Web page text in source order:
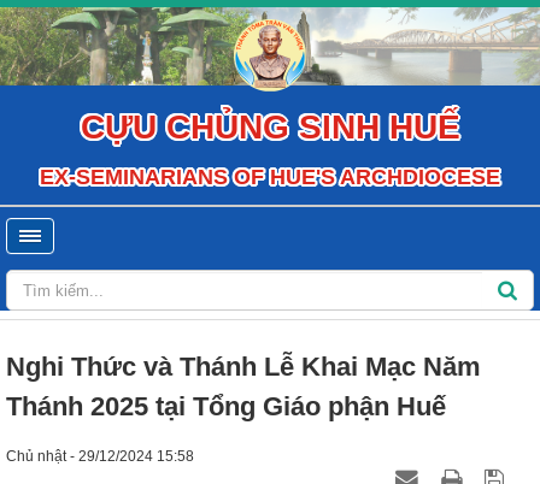
CỰU CHỦNG SINH HUẾ
EX-SEMINARIANS OF HUE'S ARCHDIOCESE
Nghi Thức và Thánh Lễ Khai Mạc Năm
Thánh 2025 tại Tổng Giáo phận Huế
Chủ nhật - 29/12/2024 15:58